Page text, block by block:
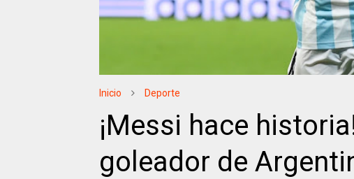
Inicio Deporte
¡Messi hace
goleador de